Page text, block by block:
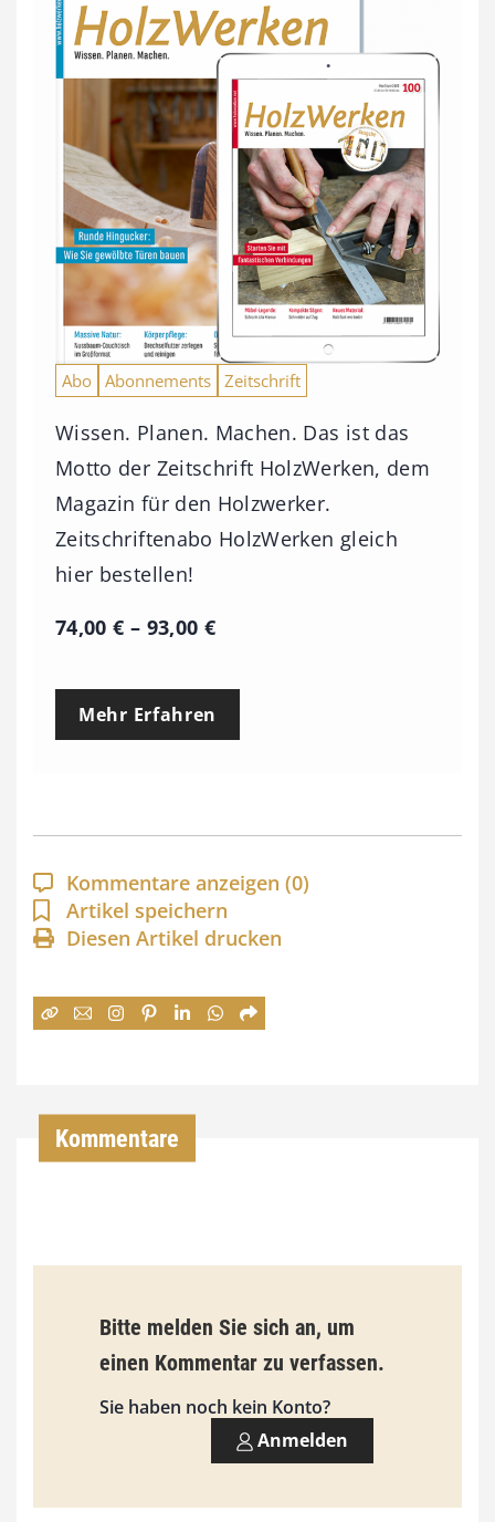
Abo Abonnements Zeitschrift
Wissen. Planen. Machen. Das ist das
Motto der Zeitschrift HolzWerken, dem
Magazin für den Holzwerker.
Zeitschriftenabo HolzWerken gleich
hier bestellen!
74,00€ – 93,00 €P
e
p
a
n
n
:
€
i
s
9
0
Mehr Erfahren
Kommentare anzeigen (0)
Artikel speichern
Diesen Artikel drucken
Kommentare
Bitte melden Sie sich an, um
einen Kommentar zu verfassen.
Sie haben noch kein Konto?
Anmelden